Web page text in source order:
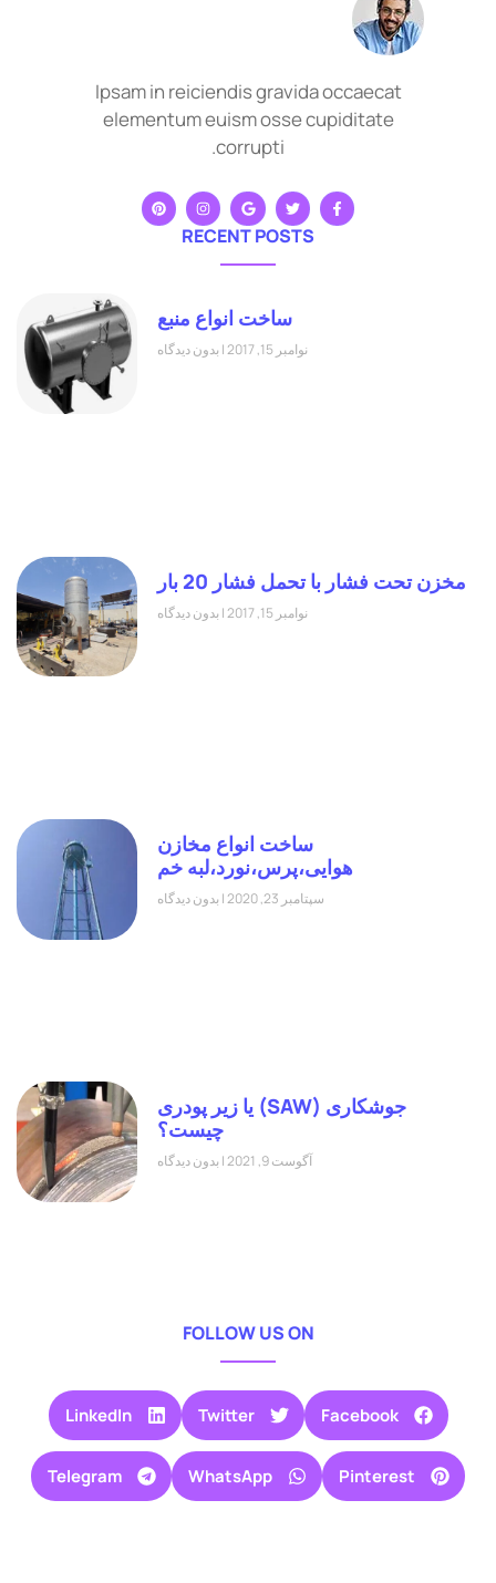
Ipsam in reiciendis gravida occaecat
elementum euism osse cupiditate
corrupti.
RECENT POSTS
ساخت انواع منبع
نوامبر 15, 2017 بدون دیدگاه
مخزن تحت فشار با تحمل فشار 20 بار
نوامبر 15, 2017 بدون دیدگاه
ساخت انواع مخازن
هوایی،پرس،نورد،لبه خم
سپتامبر 23, 2020 بدون دیدگاه
جوشکاری (SAW) یا زیر پودری
چیست؟
آگوست 9, 2021 بدون دیدگاه
FOLLOW US ON
Facebook
Twitter
LinkedIn
Pinterest
WhatsApp
Telegram